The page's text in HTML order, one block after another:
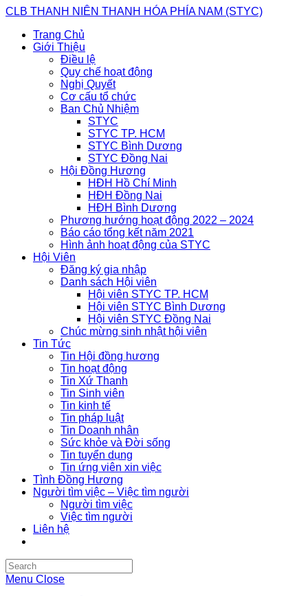
Skip
content
CLB THANH NIÊN THANH HÓA PHÍA NAM (STYC)
Trang Chủ
Giới Thiệu
Điều lệ
Quy chế hoạt động
Nghị Quyết
Cơ cấu tổ chức
Ban Chủ Nhiệm
STYC
STYC TP. HCM
STYC Bình Dương
STYC Đồng Nai
Hội Đồng Hương
HĐH Hồ Chí Minh
HĐH Đồng Nai
HĐH Bình Dương
Phương hướng hoạt động 2022 – 2024
Báo cáo tổng kết năm 2021
Hình ảnh hoạt động của STYC
Hội Viên
Đăng ký gia nhập
Danh sách Hội viên
Hội viên STYC TP. HCM
Hội viên STYC Bình Dương
Hội viên STYC Đồng Nai
Chúc mừng sinh nhật hội viên
Tin Tức
Tin Hội đồng hương
Tin hoạt động
Tin Xứ Thanh
Tin Sinh viên
Tin kinh tế
Tin pháp luật
Tin Doanh nhân
Sức khỏe và Đời sống
Tin tuyển dụng
Tin ứng viên xin việc
Tình Đồng Hương
Người tìm việc – Việc tìm người
Người tìm việc
Việc tìm người
Liên hệ
Search
this
Menu Close